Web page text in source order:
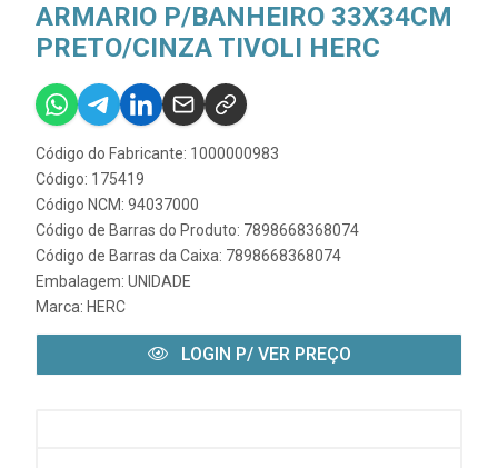
ARMARIO P/BANHEIRO 33X34CM
PRETO/CINZA TIVOLI HERC
Código do Fabricante: 1000000983
Código: 175419
Código NCM: 94037000
Código de Barras do Produto: 7898668368074
Código de Barras da Caixa: 7898668368074
Embalagem: UNIDADE
Marca: HERC
LOGIN P/ VER PREÇO